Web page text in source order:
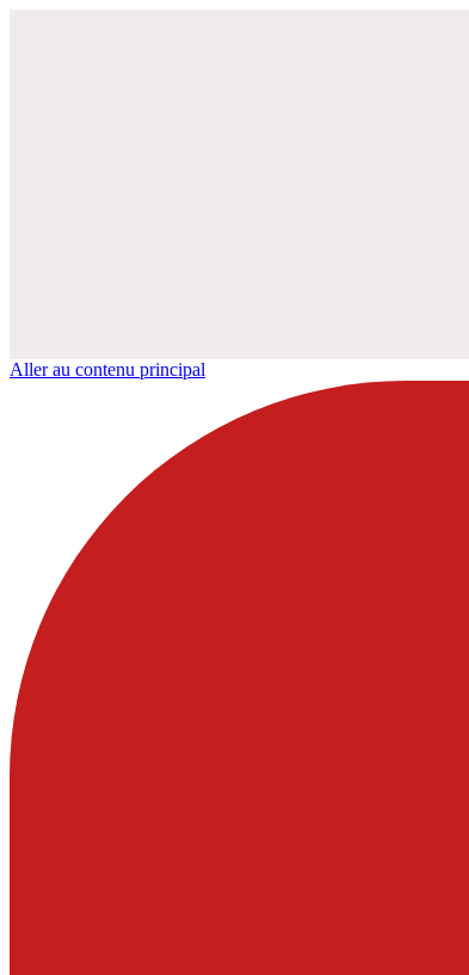
Aller au contenu principal